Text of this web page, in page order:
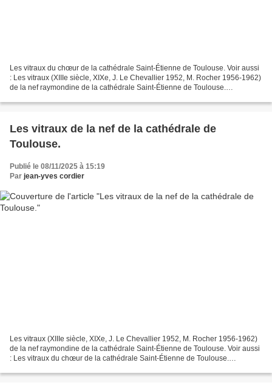
Les vitraux du chœur de la cathédrale Saint-Étienne de Toulouse. Voir aussi
: Les vitraux (XIIIe siècle, XIXe, J. Le Chevallier 1952, M. Rocher 1956-1962)
de la nef raymondine de la cathédrale Saint-Étienne de Toulouse.
Les vitraux de la nef de la cathédrale de
Toulouse.
Publié le 08/11/2025 à 15:19
Par jean-yves cordier
Les vitraux (XIIIe siècle, XIXe, J. Le Chevallier 1952, M. Rocher 1956-1962)
de la nef raymondine de la cathédrale Saint-Étienne de Toulouse. Voir aussi
: Les vitraux du chœur de la cathédrale Saint-Étienne de Toulouse.